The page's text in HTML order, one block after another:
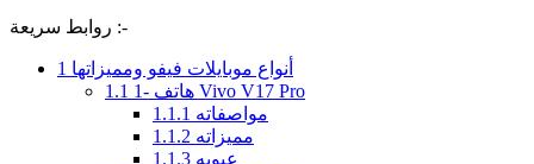
روابط سريعة :-
1 أنواع موبايلات فيفو ومميزاتها
1.1
1- هاتف Vivo V17 Pro
1.1.1 مواصفاته
1.1.2 مميزاته
1.1.3 عيوبه